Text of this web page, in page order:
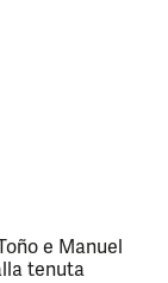
e Manuel
tenuta